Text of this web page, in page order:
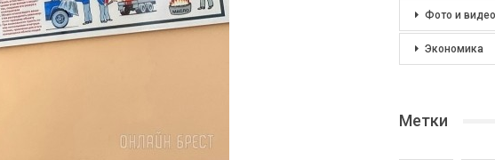
Фото и видео
Экономика
Метки